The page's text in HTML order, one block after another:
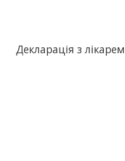
Декларація з лікарем